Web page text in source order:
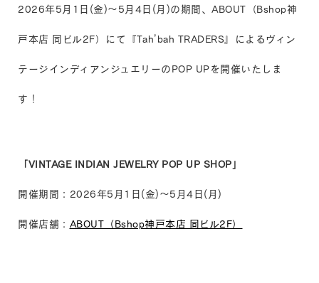
2026年5月1日(金)～5月4日(月)の期間、ABOUT（Bshop神
戸本店 同ビル2F）にて『Tah’bah TRADERS』によるヴィン
テージインディアンジュエリーのPOP UPを開催いたしま
す！
「VINTAGE INDIAN JEWELRY POP UP SHOP」
開催期間：2026年5月1日(金)～5月4日(月)
開催店舗： ABOUT（Bshop神戸本店 同ビル2F）